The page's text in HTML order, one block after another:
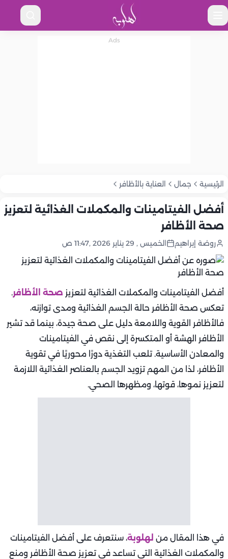
الرئيسية جمال العناية بالأظافر
أفضل الفيتامينات والمكملات الغذائية لتعزيز
صحة الأظافر
روضة إبراهيم الخميس , 29 يناير 2026 ,11:47 ص
أفضل الفيتامينات والمكملات الغذائية لتعزيز صحة الأظافر.
تعكس صحة الأظافر حالة الجسم الغذائية ومدى توازنه،
فالأظافر القوية واللامعة دليل على صحة جيدة، بينما قد تشير
الأظافر الهشة أو المتكسرة إلى نقص في الفيتامينات
والمعادن الأساسية. تلعب التغذية دورًا محوريًا في تقوية
الأظافر، لذا من المهم تزويد الجسم بالعناصر الغذائية اللازمة
لتعزيز نموها، قوتها، ومظهرها الصحي.
في هذا المقال من لهلوبة، سنتعرف على أفضل الفيتامينات
والمكملات الغذائية التي تساعد في تعزيز صحة الأظافر ومنع